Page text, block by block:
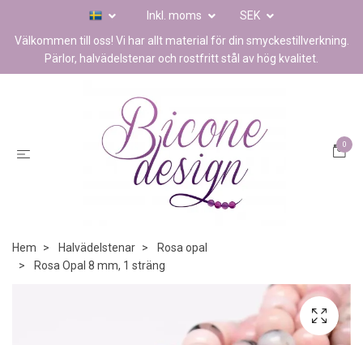
Inkl. moms
SEK
Välkommen till oss! Vi har allt material för din smyckestillverkning.
Pärlor, halvädelstenar och rostfritt stål av hög kvalitet.
0
Hem Halvädelstenar
Rosa opal
Rosa Opal 8 mm, 1 sträng